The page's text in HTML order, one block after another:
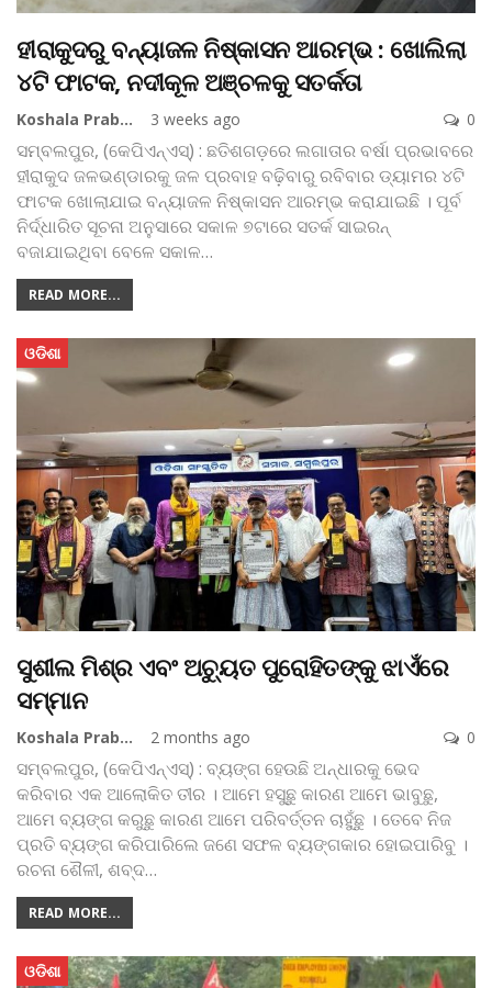
ହୀରାକୁଦରୁ ବନ୍ୟାଜଳ ନିଷ୍କାସନ ଆରମ୍ଭ : ଖୋଲିଲା
୪ଟି ଫାଟକ, ନଦୀକୂଳ ଅଞ୍ଚଳକୁ ସତର୍କତା
Koshala Prabaha 3 weeks ago 0
ସମ୍ବଲପୁର, (କେପିଏନ୍‌ଏସ୍‌) : ଛତିଶଗଡ଼ରେ ଲଗାତାର ବର୍ଷା ପ୍ରଭାବରେ
ହୀରାକୁଦ ଜଳଭଣ୍ଡାରକୁ ଜଳ ପ୍ରବାହ ବଢ଼ିବାରୁ ରବିବାର ଡ୍ୟାମର ୪ଟି
ଫାଟକ ଖୋଲାଯାଇ ବନ୍ୟାଜଳ ନିଷ୍କାସନ ଆରମ୍ଭ କରାଯାଇଛି । ପୂର୍ବ
ନିର୍ଦ୍ଧାରିତ ସୂଚନା ଅନୁସାରେ ସକାଳ ୭ଟାରେ ସତର୍କ ସାଇରନ୍‌
ବଜାଯାଇଥିବା ବେଳେ ସକାଳ…
READ MORE...
ଓଡିଶା
ସୁଶୀଲ ମିଶ୍ର ଏବଂ ଅଚ୍ୟୁତ ପୁରୋହିତଙ୍କୁ ଝାଏଁରେ
ସମ୍ମାନ
Koshala Prabaha 2 months ago 0
ସମ୍ବଲପୁର, (କେପିଏନ୍‌ଏସ୍‌) : ବ୍ୟଙ୍ଗ ହେଉଛି ଅନ୍ଧାରକୁ ଭେଦ
କରିବାର ଏକ ଆଲୋକିତ ତୀର । ଆମେ ହସୁଛୁ କାରଣ ଆମେ ଭାବୁ‌ଛୁ,
ଆମେ ବ୍ୟଙ୍ଗ କରୁଛୁ କାରଣ ଆମେ ପରିବର୍ତ୍ତନ ଚାହୁଁଛୁ । ତେବେ ନିଜ
ପ୍ରତି ବ୍ୟଙ୍ଗ କରିପାରିଲେ ଜଣେ ସଫଳ ବ୍ୟଙ୍ଗକାର ହୋଇପାରିବୁ ।
ରଚନା ଶୈଳୀ, ଶବ୍ଦ…
READ MORE...
ଓଡିଶା